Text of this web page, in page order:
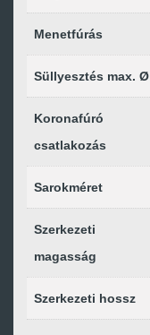
Menetfúrás
Süllyesztés max. Ø
Koronafúró
csatlakozás
Sarokméret
Szerkezeti
magasság
Szerkezeti hossz